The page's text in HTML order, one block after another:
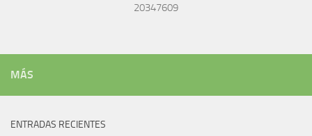
20347609
MÁS
ENTRADAS RECIENTES